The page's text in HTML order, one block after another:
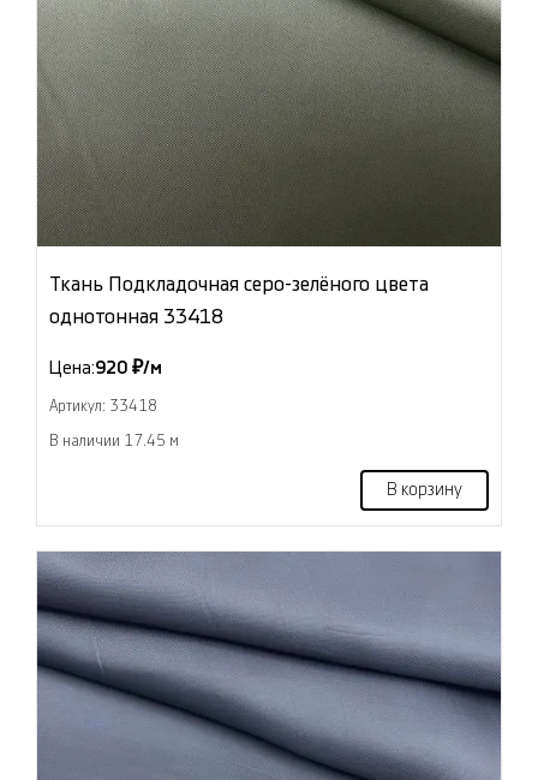
Ткань Подкладочная серо-зелёного цвета
однотонная 33418
Цена:920 ₽/м
Артикул: 33418
В наличии 17.45 м
В корзину